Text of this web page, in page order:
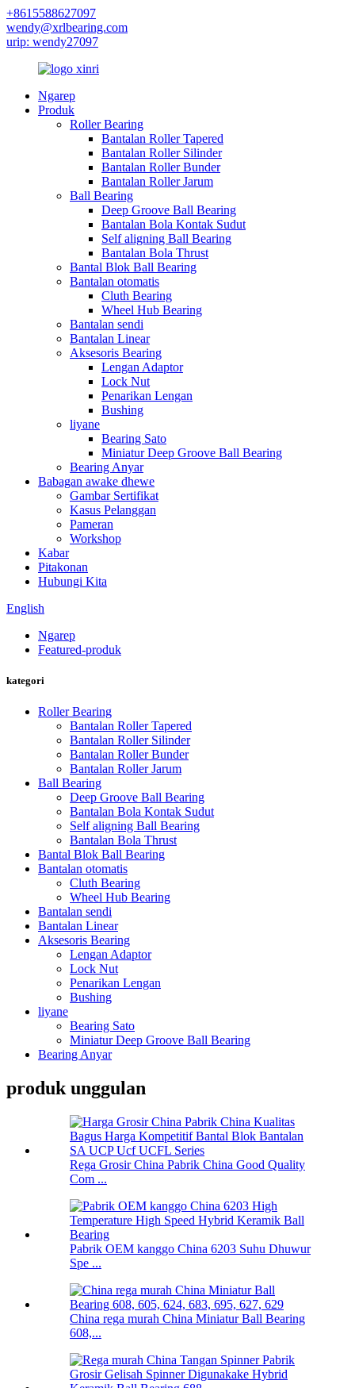
+8615588627097
wendy@xrlbearing.com
urip: wendy27097
Ngarep
Produk
Roller Bearing
Bantalan Roller Tapered
Bantalan Roller Silinder
Bantalan Roller Bunder
Bantalan Roller Jarum
Ball Bearing
Deep Groove Ball Bearing
Bantalan Bola Kontak Sudut
Self aligning Ball Bearing
Bantalan Bola Thrust
Bantal Blok Ball Bearing
Bantalan otomatis
Cluth Bearing
Wheel Hub Bearing
Bantalan sendi
Bantalan Linear
Aksesoris Bearing
Lengan Adaptor
Lock Nut
Penarikan Lengan
Bushing
liyane
Bearing Sato
Miniatur Deep Groove Ball Bearing
Bearing Anyar
Babagan awake dhewe
Gambar Sertifikat
Kasus Pelanggan
Pameran
Workshop
Kabar
Pitakonan
Hubungi Kita
English
Ngarep
Featured-produk
kategori
Roller Bearing
Bantalan Roller Tapered
Bantalan Roller Silinder
Bantalan Roller Bunder
Bantalan Roller Jarum
Ball Bearing
Deep Groove Ball Bearing
Bantalan Bola Kontak Sudut
Self aligning Ball Bearing
Bantalan Bola Thrust
Bantal Blok Ball Bearing
Bantalan otomatis
Cluth Bearing
Wheel Hub Bearing
Bantalan sendi
Bantalan Linear
Aksesoris Bearing
Lengan Adaptor
Lock Nut
Penarikan Lengan
Bushing
liyane
Bearing Sato
Miniatur Deep Groove Ball Bearing
Bearing Anyar
produk unggulan
Rega Grosir China Pabrik China Good Quality
Com ...
Pabrik OEM kanggo China 6203 Suhu Dhuwur
Spe ...
China rega murah China Miniatur Ball Bearing
608,...